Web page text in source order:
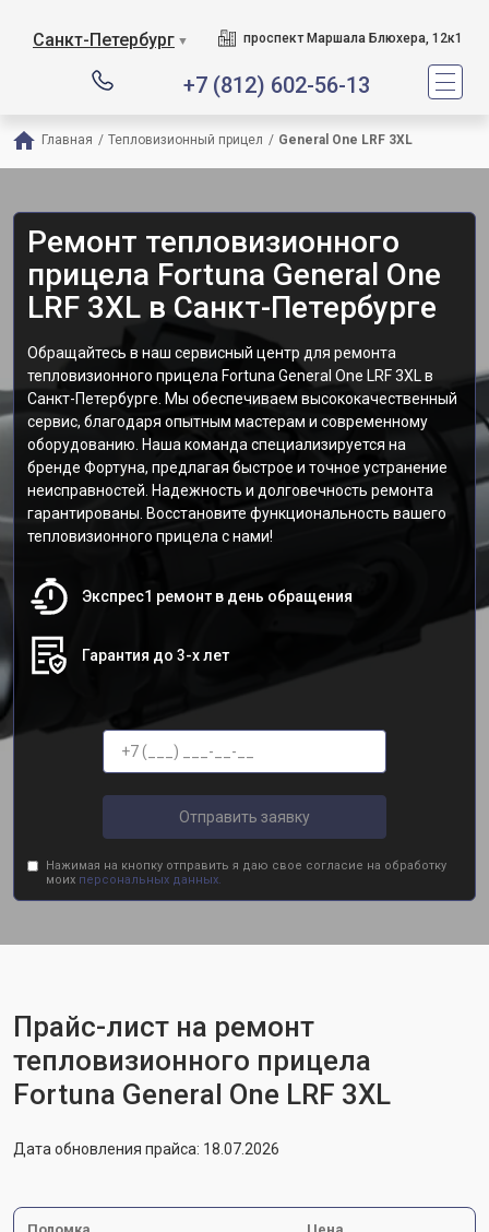
Санкт-Петербург ▼ проспект Маршала Блюхера, 12к1
+7 (812) 602-56-13
Главная / Тепловизионный прицел / General One LRF 3XL
Ремонт тепловизионного
прицела Fortuna General One
LRF 3XL в Санкт-Петербурге
Обращайтесь в наш сервисный центр для ремонта
тепловизионного прицела Fortuna General One LRF 3XL в
Санкт-Петербурге. Мы обеспечиваем высококачественный
сервис, благодаря опытным мастерам и современному
оборудованию. Наша команда специализируется на
бренде Фортуна, предлагая быстрое и точное устранение
неисправностей. Надежность и долговечность ремонта
гарантированы. Восстановите функциональность вашего
тепловизионного прицела с нами!
Экспрес1 ремонт в день обращения
Гарантия до 3-х лет
Отправить заявку
Нажимая на кнопку отправить я даю свое согласие на обработку
моих персональных данных.
Прайс-лист на ремонт
тепловизионного прицела
Fortuna General One LRF 3XL
Дата обновления прайса: 18.07.2026